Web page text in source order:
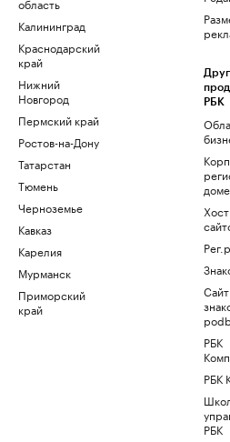
область
Калининград
Краснодарский
край
Нижний
Новгород
Пермский край
Ростов-на-Дону
Татарстан
Тюмень
Черноземье
Кавказ
Карелия
Мурманск
Приморский
край
РБК
Сайт
РБК
РБК
РБК